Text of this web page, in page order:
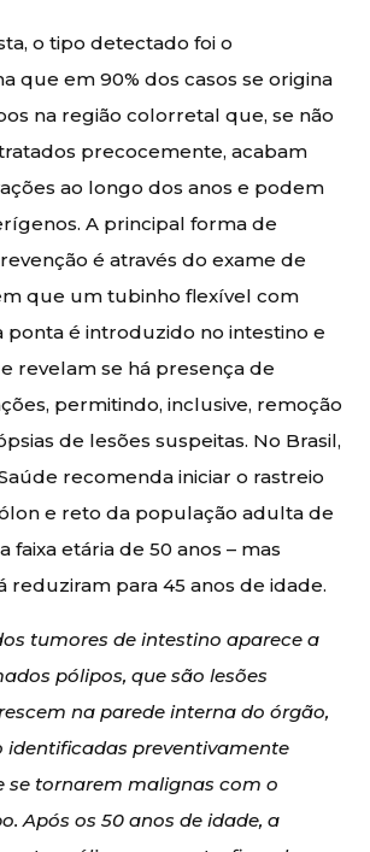
o tipo detectado foi o
que em 90% dos casos se origina
na região colorretal que, se não
precocemente, acabam
ao longo dos anos e podem
A principal forma de
é através do exame de
que um tubinho flexível com
ponta é introduzido no intestino e
revelam se há presença de
permitindo, inclusive, remoção
de lesões suspeitas. No Brasil,
recomenda iniciar o rastreio
e reto da população adulta de
faixa etária de 50 anos – mas
reduziram para 45 anos de idade.
tumores de intestino aparece a
pólipos, que são lesões
na parede interna do órgão,
identificadas preventivamente
se tornarem malignas com o
Após os 50 anos de idade, a